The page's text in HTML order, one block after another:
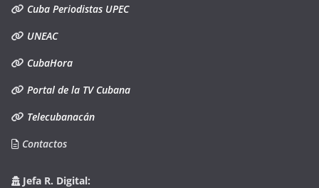
Cuba Periodistas UPEC
UNEAC
CubaHora
Portal de la TV Cubana
Telecubanacán
Contactos
Jefa R. Digital: